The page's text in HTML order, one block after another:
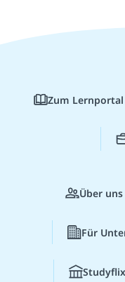
Zum Lernportal
Über uns
Für